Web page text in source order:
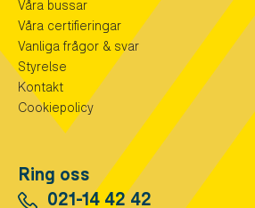
Våra bussar
Våra certifieringar
Vanliga frågor & svar
Styrelse
Kontakt
Cookiepolicy
Ring oss
021-14 42 42